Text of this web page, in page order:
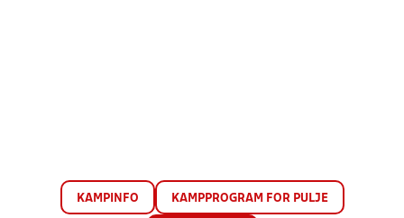
KAMPINFO KAMPPROGRAM FOR PULJE